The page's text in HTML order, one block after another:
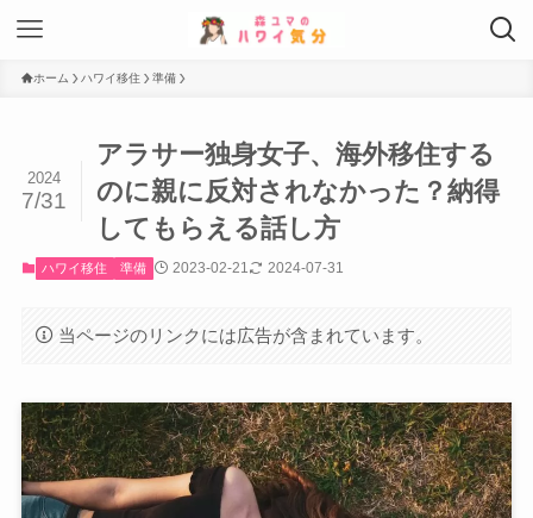
ホーム ハワイ移住 準備
アラサー独身女子、海外移住する
のに親に反対されなかった？納得
してもらえる話し方
2024
7/31
ハワイ移住 準備 2023-02-21 2024-07-31
当ページのリンクには広告が含まれています。